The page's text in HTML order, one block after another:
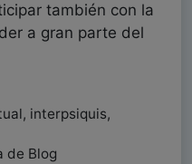
también con la
a gran parte del
interpsiquis,
de Blog